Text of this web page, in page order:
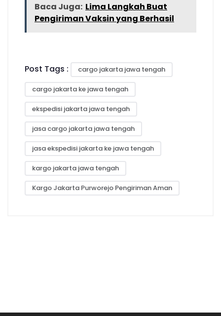
Baca Juga: Lima Langkah Buat
Pengiriman Vaksin yang Berhasil
Post Tags : cargo jakarta jawa tengah
cargo jakarta ke jawa tengah
ekspedisi jakarta jawa tengah
jasa cargo jakarta jawa tengah
jasa ekspedisi jakarta ke jawa tengah
kargo jakarta jawa tengah
Kargo Jakarta Purworejo Pengiriman Aman